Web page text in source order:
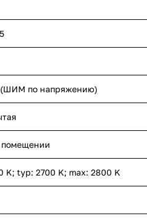
(ШИМ по напряжению)
помещении
K; typ: 2700 K; max: 2800 K